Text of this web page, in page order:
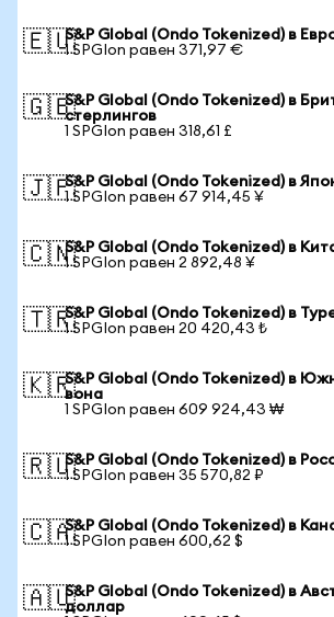
🇪🇺S&P Global (Ondo Tokenized) в
1 SPGIon равен 371,97 €
🇬🇧S&P Global (Ondo Tokenized) в
стерлингов
1 SPGIon равен 318,61 £
🇯🇵S&P Global (Ondo Tokenized) в
1 SPGIon равен 67 914,45 ¥
🇨🇳S&P Global (Ondo Tokenized) в
1 SPGIon равен 2 892,48 ¥
🇹🇷S&P Global (Ondo Tokenized) в
1 SPGIon равен 20 420,43 ₺
🇰🇷S&P Global (Ondo Tokenized) в
вона
1 SPGIon равен 609 924,43 ₩
🇷🇺S&P Global (Ondo Tokenized) в
1 SPGIon равен 35 570,82 ₽
🇨🇦S&P Global (Ondo Tokenized) в
1 SPGIon равен 600,62 $
🇦🇺S&P Global (Ondo Tokenized) в
доллар